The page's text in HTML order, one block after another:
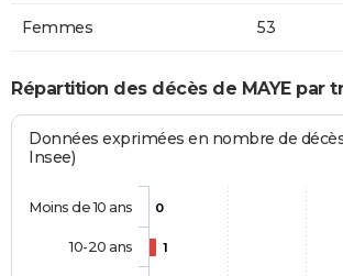
Femmes 53
Répartition des décès de MAYE par
Données exprimées en nombre de
Insee)
0
1
Moins de 10 ans
10-20 ans